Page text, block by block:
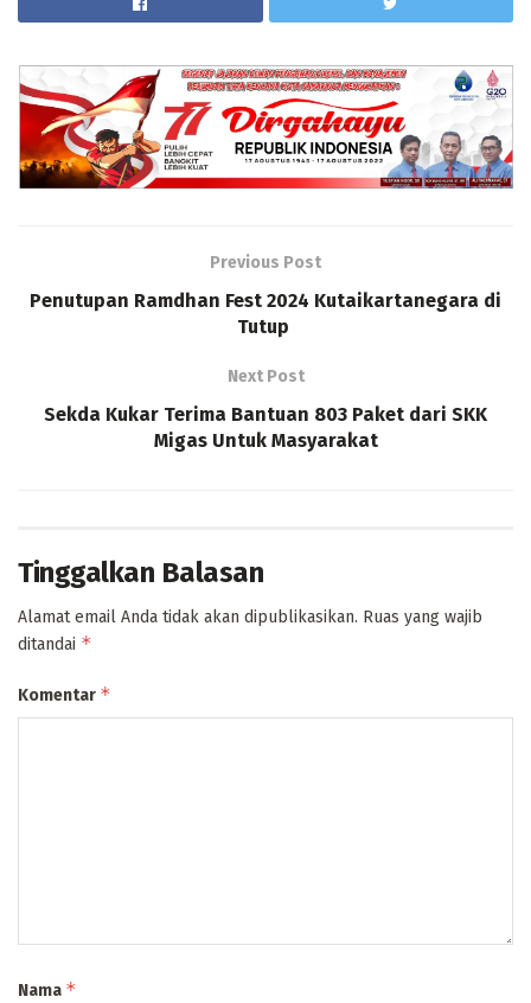
Previous Post
Penutupan Ramdhan Fest 2024 Kutaikartanegara di
Tutup
Next Post
Sekda Kukar Terima Bantuan 803 Paket dari SKK
Migas Untuk Masyarakat
Tinggalkan Balasan
Alamat email Anda tidak akan dipublikasikan. Ruas yang wajib
ditandai *
Komentar *
Nama *